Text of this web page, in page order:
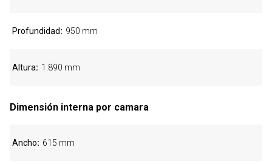
Profundidad 950 mm
Altura 1.890 mm
Dimensión interna por camara
Ancho 615 mm